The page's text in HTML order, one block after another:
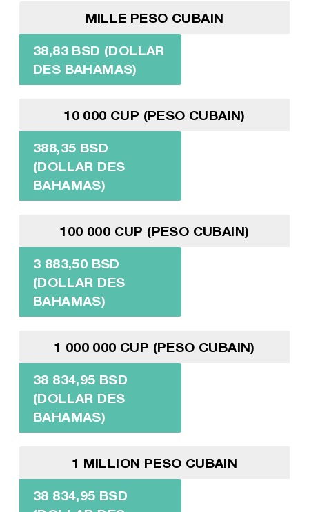
MILLE PESO CUBAIN
38,83 BSD (DOLLAR
DES BAHAMAS)
10 000 CUP (PESO CUBAIN)
388,35 BSD
(DOLLAR DES
BAHAMAS)
100 000 CUP (PESO CUBAIN)
3 883,50 BSD
(DOLLAR DES
BAHAMAS)
1 000 000 CUP (PESO CUBAIN)
38 834,95 BSD
(DOLLAR DES
BAHAMAS)
1 MILLION PESO CUBAIN
38 834,95 BSD